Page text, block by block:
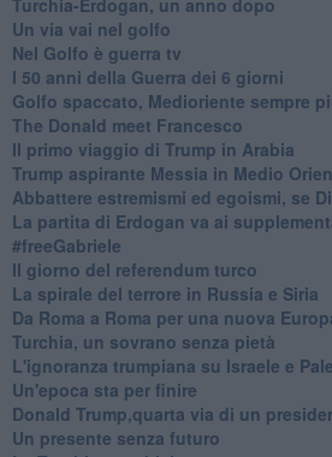
Un via vai nel golfo
Nel Golfo è guerra tv
I 50 anni della Guerra dei 6 giorni
Golfo spaccato, Medioriente sempre
The Donald meet Francesco
Il primo viaggio di Trump in Arabia
Trump aspirante Messia in Medio
Abbattere estremismi ed egoismi, se
La partita di Erdogan va ai
#freeGabriele
Il giorno del referendum turco
La spirale del terrore in Russia e Siria
Da Roma a Roma per una nuova
Turchia, un sovrano senza pietà
L'ignoranza trumpiana su Israele e
Un'epoca sta per finire
Donald Trump,quarta via di un
Un presente senza futuro